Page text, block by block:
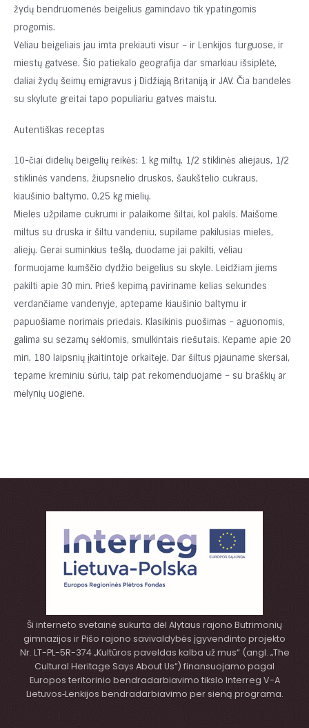
žydų bendruomenės beigelius gamindavo tik ypatingomis
progomis.
Vėliau beigeliais jau imta prekiauti visur – ir Lenkijos turguose, ir
miestų gatvėse. Šio patiekalo geografija dar smarkiau išsiplėtė,
daliai žydų šeimų emigravus į Didžiąją Britaniją ir JAV. Čia bandelės
su skylute greitai tapo populiariu gatvės maistu.
Autentiškas receptas
10-čiai didelių beigelių reikės: 1 kg miltų, 1/2 stiklinės aliejaus, 1/2
stiklinės vandens, žiupsnelio druskos, šaukštelio cukraus,
kiaušinio baltymo, 0,25 kg mielių.
Mieles užpilame cukrumi ir palaikome šiltai, kol pakils. Maišome
miltus su druska ir šiltu vandeniu, supilame pakilusias mieles,
aliejų. Gerai suminkius tešlą, duodame jai pakilti, vėliau
formuojame kumščio dydžio beigelius su skyle. Leidžiam jiems
pakilti apie 30 min. Prieš kepimą paviriname kelias sekundes
verdančiame vandenyje, aptepame kiaušinio baltymu ir
papuošiame norimais priedais. Klasikinis puošimas – aguonomis,
galima su sezamų sėklomis, smulkintais riešutais. Kepame apie 20
min. 180 laipsnių įkaitintoje orkaitėje. Dar šiltus pjauname skersai,
tepame kreminiu sūriu, taip pat rekomenduojame – su braškių ar
mėlynių uogiene.
Ši interneto svetainė sukurta dėl Alytaus rajono Butrimonių
gimnazijos ir Pišo rajono savivaldybės įgyvendinto projekto
Nr. LT-PL-5R-374 „Kultūros paveldas kalba už mus“ (angl. „The
Cultural Heritage Says About Us“) finansuojamo pagal
Europos teritorinio bendradarbiavimo tikslo Interreg V-A
Lietuvos‑Lenkijos bendradarbiavimo per sieną programa.